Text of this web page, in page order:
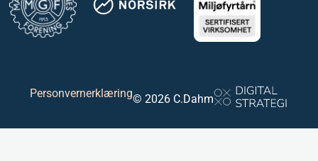
Personvernerklæring© 2026 C.Dahm